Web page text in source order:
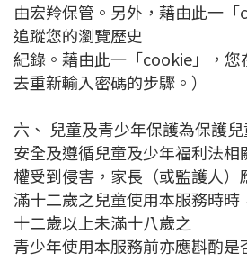
由宏羚保管。另外，藉由此一
追蹤您的瀏覽歷史
紀錄。藉由此一「cookie」，您
去重新輸入密碼的步驟。）
六、 兒童及青少年保護為保護
安全及遵循兒童及少年福利法
權受到侵害，家長（或監護人
滿十二歲之兒童使用本服務時時
十二歲以上未滿十八歲之
青少年使用本服務前亦應斟酌是